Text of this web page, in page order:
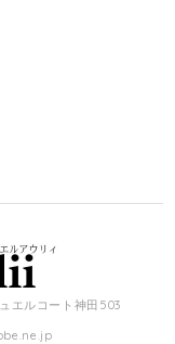
エルコート神田503